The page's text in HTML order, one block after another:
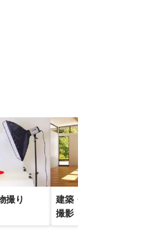
撮り
建築・物件・竣工写真
撮影